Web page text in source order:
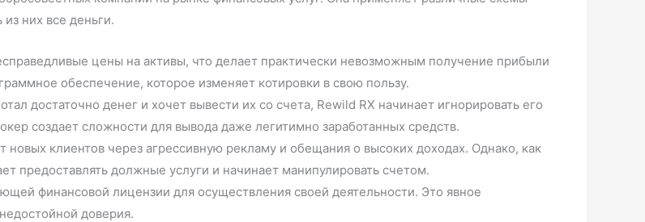
них все деньги.
цены на активы, что делает практически невозможным получение прибыли
обеспечение, которое изменяет котировки в свою пользу.
достаточно денег и хочет вывести их со счета, Rewild RX начинает игнорировать его
создает сложности для вывода даже легитимно заработанных средств.
новых клиентов через агрессивную рекламу и обещания о высоких доходах. Однако, как
предоставлять должные услуги и начинает манипулировать счетом.
финансовой лицензии для осуществления своей деятельности. Это явное
доверия.